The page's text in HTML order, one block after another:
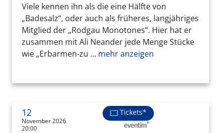
Viele kennen ihn als die eine Hälfte von
„Badesalz“, oder auch als früheres, langjähriges
Mitglied der „Rodgau Monotones“. Hier hat er
zusammen mit Ali Neander jede Menge Stücke
wie „Erbarmen-zu ... mehr anzeigen
12
November 2026
20:00
Tickets*